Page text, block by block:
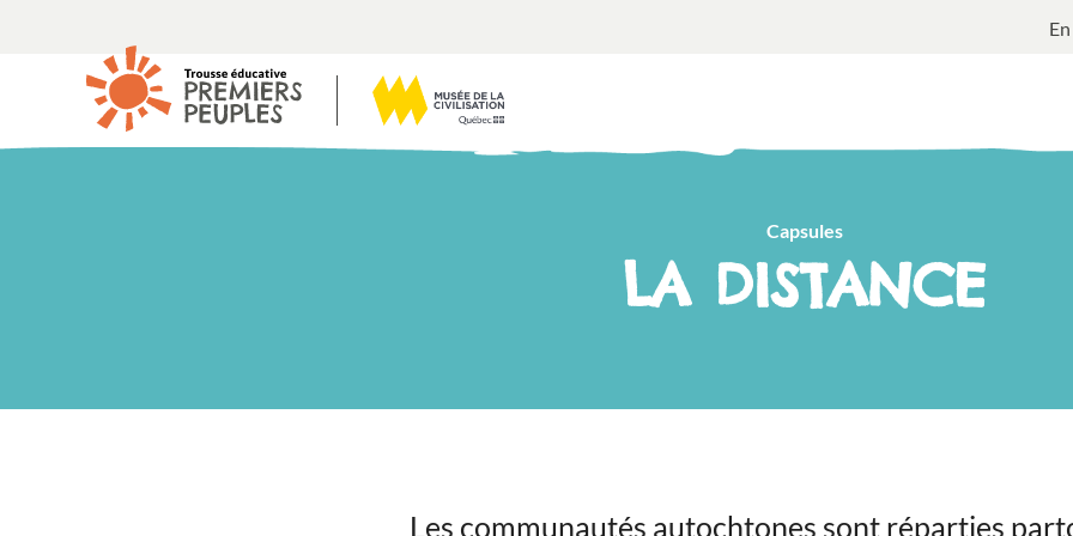
En
Capsules
LA DISTANCE
Les communautés autochtones sont réparties